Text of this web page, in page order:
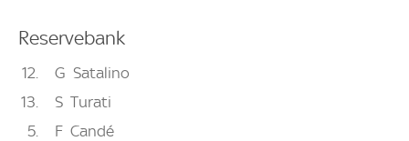
Reservebank
12 G Satalino
13
S Turati
5
F Candé